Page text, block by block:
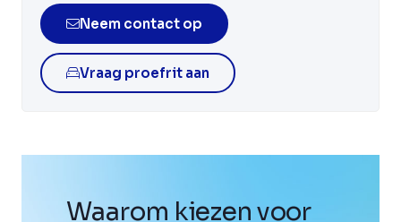
Neem contact op
Vraag proefrit aan
Waarom kiezen voor